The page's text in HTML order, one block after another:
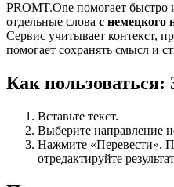
PROMT.One помогает быстро
отдельные слова с немецкого
Сервис учитывает контекст,
помогает сохранять смысл и
Как пользоваться:
Вставьте текст.
Выберите направление
Нажмите «Перевести».
отредактируйте